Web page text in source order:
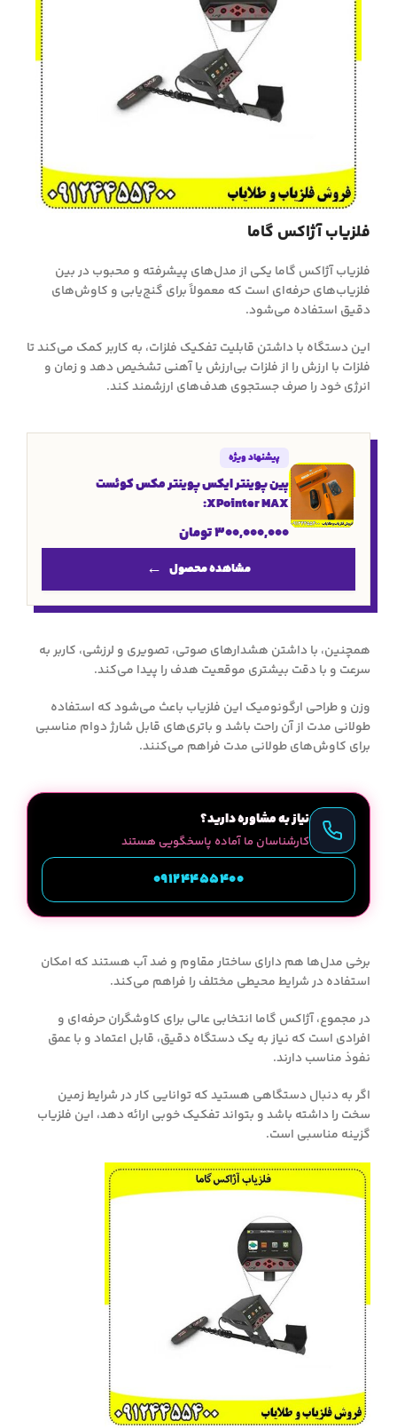
فلزیاب آژاکس گاما
فلزیاب آژاکس گاما یکی از مدل‌های پیشرفته و محبوب در بین
فلزیاب‌های حرفه‌ای است که معمولاً برای گنج‌یابی و کاوش‌های
دقیق استفاده می‌شود.
این دستگاه با داشتن قابلیت تفکیک فلزات، به کاربر کمک می‌کند تا
فلزات با ارزش را از فلزات بی‌ارزش یا آهنی تشخیص دهد و زمان و
انرژی خود را صرف جستجوی هدف‌های ارزشمند کند.
پیشنهاد ویژه
پین پوینتر ایکس پوینتر مکس کوئست
XPointer MAX:
300,000,000تومان
مشاهده محصول
همچنین، با داشتن هشدارهای صوتی، تصویری و لرزشی، کاربر به
سرعت و با دقت بیشتری موقعیت هدف را پیدا می‌کند.
وزن و طراحی ارگونومیک این فلزیاب باعث می‌شود که استفاده
طولانی مدت از آن راحت باشد و باتری‌های قابل شارژ دوام مناسبی
برای کاوش‌های طولانی مدت فراهم می‌کنند.
نیاز به مشاوره دارید؟
کارشناسان ما آماده پاسخگویی هستند
09124455400
برخی مدل‌ها هم دارای ساختار مقاوم و ضد آب هستند که امکان
استفاده در شرایط محیطی مختلف را فراهم می‌کند.
در مجموع، آژاکس گاما انتخابی عالی برای کاوشگران حرفه‌ای و
افرادی است که نیاز به یک دستگاه دقیق، قابل اعتماد و با عمق
نفوذ مناسب دارند.
اگر به دنبال دستگاهی هستید که توانایی کار در شرایط زمین
سخت را داشته باشد و بتواند تفکیک خوبی ارائه دهد، این فلزیاب
گزینه مناسبی است.